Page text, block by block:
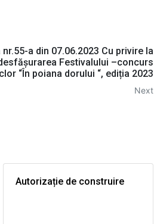
a din 07.06.2023 Сu privire la
Festivalului –concurs
“În poiana dorului “, ediția 2023
Next
Autorizație de construire